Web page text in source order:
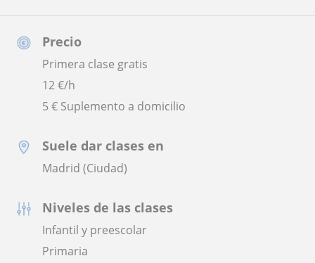
Precio
Primera clase gratis
12€/h
5 € Suplemento a domicilio
Suele dar clases en
Madrid (Ciudad)
Niveles de las clases
Infantil y preescolar
Primaria